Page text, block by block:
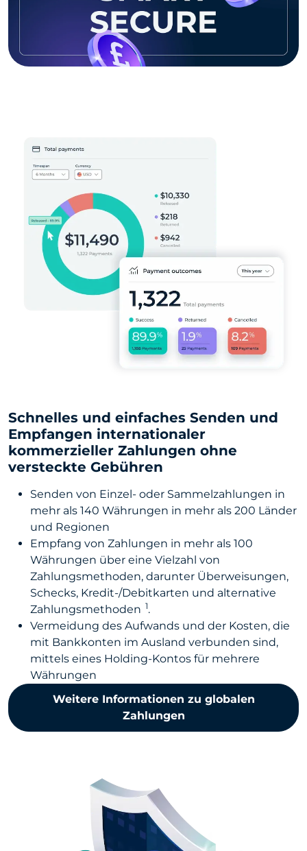
Schnelles und einfaches Senden und
Empfangen internationaler
kommerzieller Zahlungen ohne
versteckte Gebühren
Senden von Einzel- oder Sammelzahlungen in
mehr als 140 Währungen in mehr als 200 Länder
und Regionen
Empfang von Zahlungen in mehr als 100
Währungen über eine Vielzahl von
Zahlungsmethoden, darunter Überweisungen,
Schecks, Kredit-/Debitkarten und alternative
Zahlungsmethoden 1.
Vermeidung des Aufwands und der Kosten, die
mit Bankkonten im Ausland verbunden sind,
mittels eines Holding-Kontos für mehrere
Währungen
Weitere Informationen zu globalen
Zahlungen